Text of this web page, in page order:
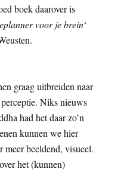
boek daarover is
voor je brein‘
graag uitbreiden naar
Niks nieuws
had het daar zo’n
kunnen we hier
meer beeldend, visueel.
het (kunnen)